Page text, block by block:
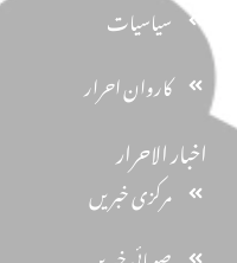
اخبار الاحرار
مرکزی خبریں
سیاسیات
کاروان احرار